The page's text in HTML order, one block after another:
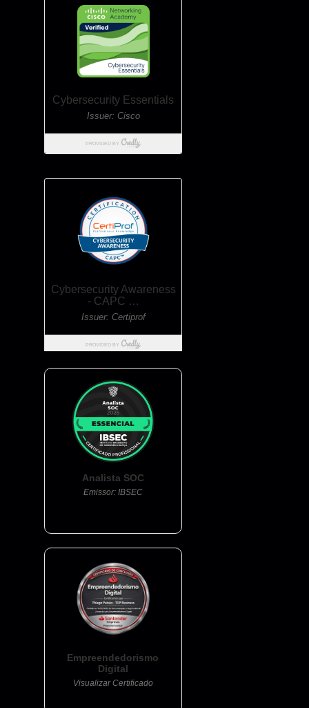
Analista SOC
Emissor: IBSEC
Empreendedorismo
Digital
Visualizar Certificado